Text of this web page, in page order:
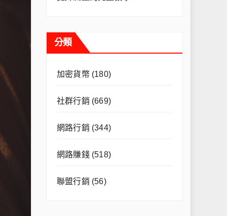
分類
加密貨幣(180)
社群行銷 (669)
網路行銷 (344)
網路賺錢(518)
聯盟行銷 (56)